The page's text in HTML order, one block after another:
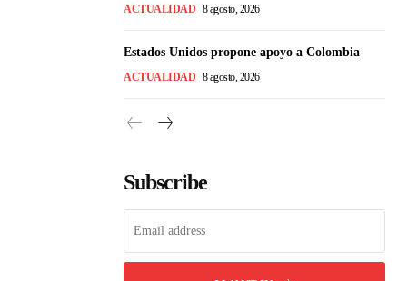
ACTUALIDAD 8 agosto, 2026
Estados Unidos propone apoyo a Colombia
ACTUALIDAD 8 agosto, 2026
Subscribe